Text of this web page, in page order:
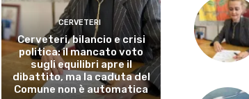
CERVETERI
Cerveteri, bilancio e crisi
politica: il mancato voto
sugli equilibri apre il
dibattito, ma la caduta del
Comune non è automatica